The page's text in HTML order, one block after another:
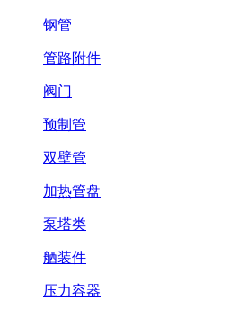
钢管
管路附件
阀门
预制管
双壁管
加热管盘
泵塔类
舾装件
压力容器